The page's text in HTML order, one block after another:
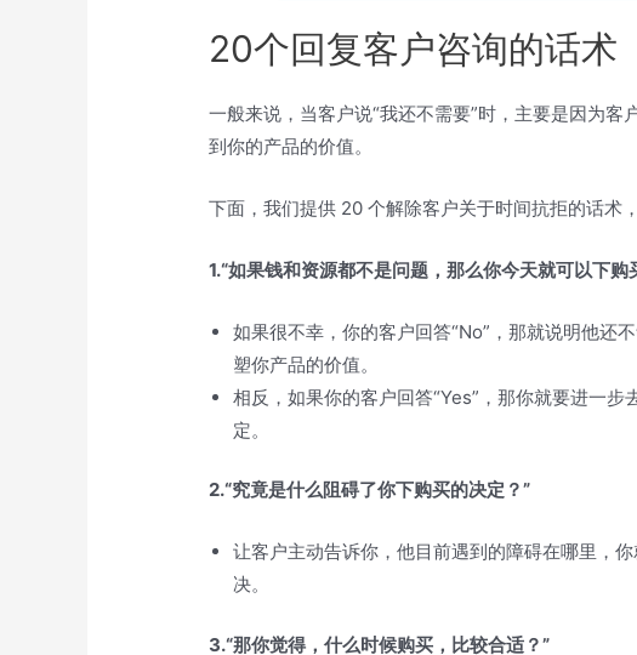
20个回复客户咨询的话术
一般来说，当客户说“我还不需要”时，主要是因为
到你的产品的价值。
下面，我们提供 20 个解除客户关于时间抗拒的话术
1.“如果钱和资源都不是问题，那么你今天就可以下购
如果很不幸，你的客户回答“No”，那就说明他还
塑你产品的价值。
相反，如果你的客户回答“Yes”，那你就要进一
定。
2.“究竟是什么阻碍了你下购买的决定？”
让客户主动告诉你，他目前遇到的障碍在哪里，
决。
3.“那你觉得，什么时候购买，比较合适？”